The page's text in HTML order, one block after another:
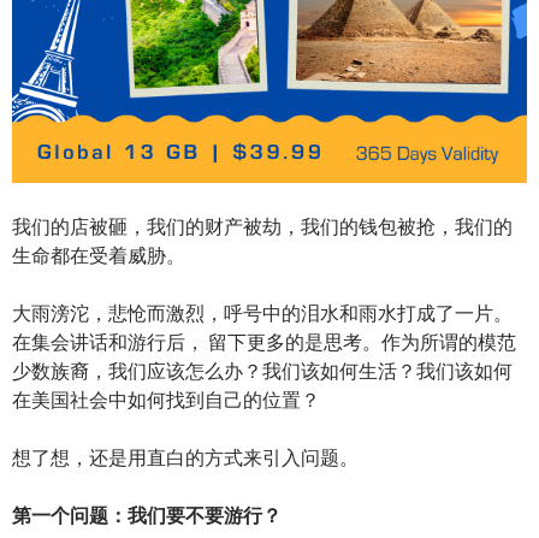
我们的店被砸，我们的财产被劫，我们的钱包被抢，我们的
生命都在受着威胁。
大雨滂沱，悲怆而激烈，呼号中的泪水和雨水打成了一片。
在集会讲话和游行后， 留下更多的是思考。作为所谓的模范
少数族裔，我们应该怎么办？我们该如何生活？我们该如何
在美国社会中如何找到自己的位置？
想了想，还是用直白的方式来引入问题。
第一个问题：我们要不要游行？